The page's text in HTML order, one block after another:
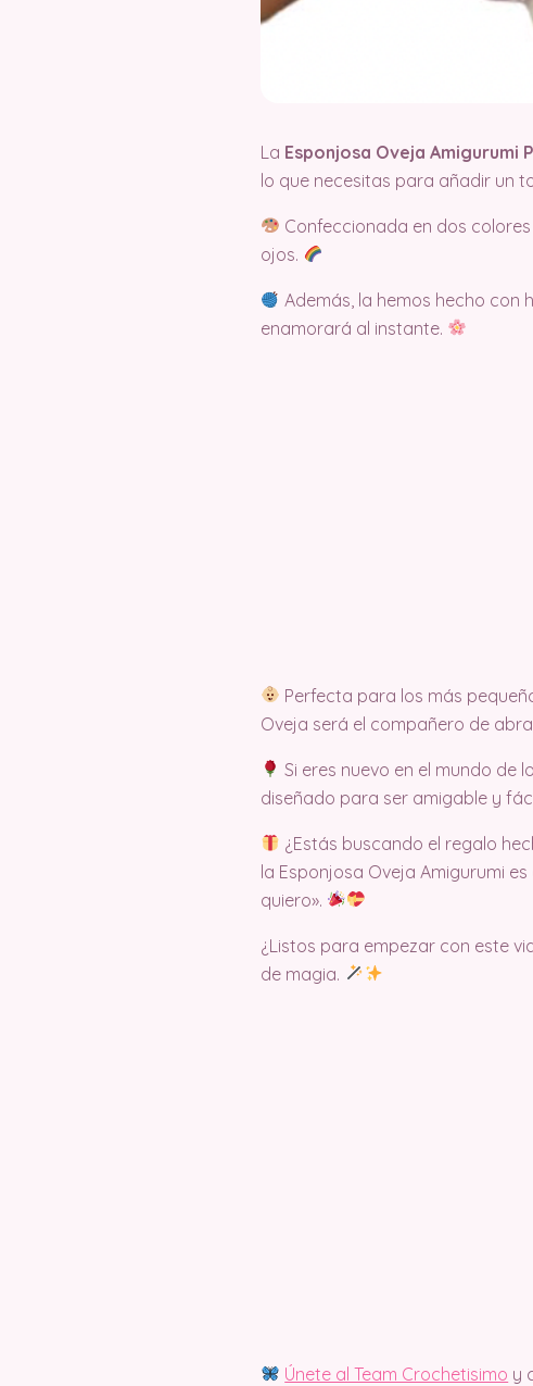
La Esponjosa Oveja Amigurumi
lo que necesitas para añadir un
Confeccionada en dos
ojos.
Además, la hemos hecho con
enamorará al instante.
Perfecta para los más
Oveja será el compañero de
Si eres nuevo en el mundo de
diseñado para ser amigable y
¿Estás buscando el regalo
la Esponjosa Oveja Amigurumi
quiero».
¿Listos para empezar con este
de magia.
Únete al Team Crochetisimo y